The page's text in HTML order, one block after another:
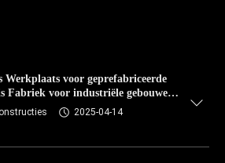
Werkplaats voor geprefabriceerde
Fabriek voor industriële gebouwen
2025-04-14